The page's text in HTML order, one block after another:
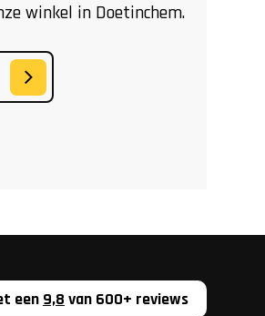
winkel in Doetinchem.
een 9,8 van 600+ reviews